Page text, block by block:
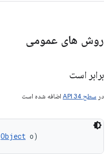
روش های عمومی
برابر است
در سطح API 34 اضافه شده است
Object o)